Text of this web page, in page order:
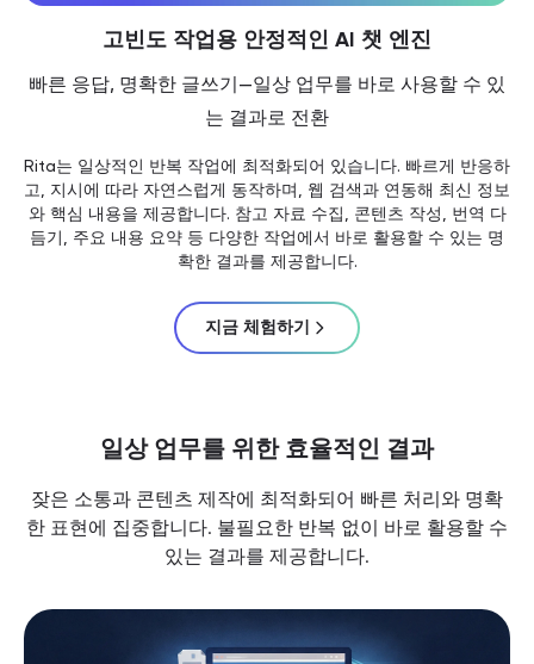
고빈도 작업용 안정적인 AI 챗 엔진
빠른 응답, 명확한 글쓰기—일상 업무를 바로 사용할 수 있
는 결과로 전환
Rita는 일상적인 반복 작업에 최적화되어 있습니다. 빠르게 반응하
고, 지시에 따라 자연스럽게 동작하며, 웹 검색과 연동해 최신 정보
와 핵심 내용을 제공합니다. 참고 자료 수집, 콘텐츠 작성, 번역 다
듬기, 주요 내용 요약 등 다양한 작업에서 바로 활용할 수 있는 명
확한 결과를 제공합니다.
지금 체험하기
일상 업무를 위한 효율적인 결과
잦은 소통과 콘텐츠 제작에 최적화되어 빠른 처리와 명확
한 표현에 집중합니다. 불필요한 반복 없이 바로 활용할 수
있는 결과를 제공합니다.